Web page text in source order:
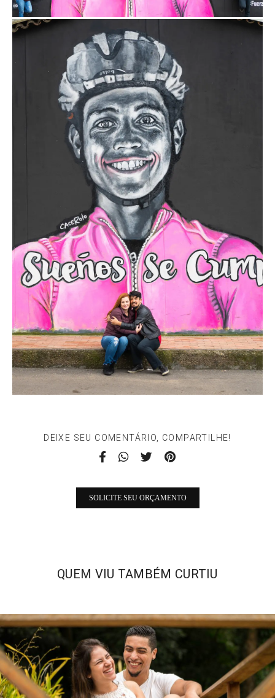
DEIXE SEU COMENTÁRIO, COMPARTILHE!
SOLICITE SEU ORÇAMENTO
QUEM VIU TAMBÉM CURTIU